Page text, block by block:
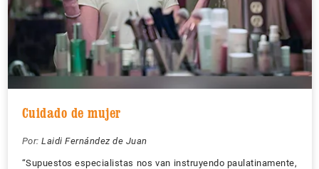
Cuidado de mujer
Por: Laidi Fernández de Juan
“Supuestos especialistas nos van instruyendo paulatinamente,